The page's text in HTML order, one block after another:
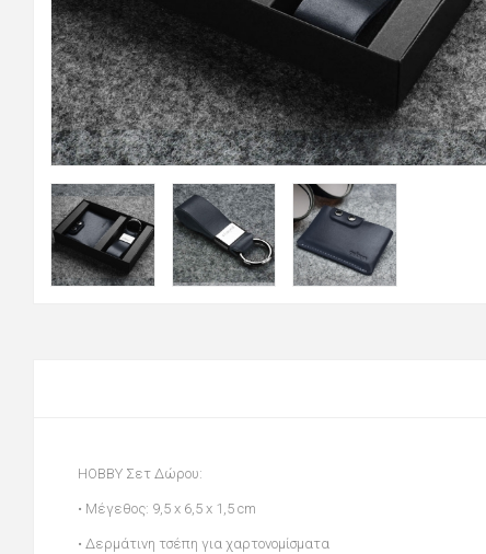
HOBBY Σετ Δώρου:
• Mέγεθος: 9,5 x 6,5 x 1,5 cm
• Δερμάτινη τσέπη για χαρτονομίσματα